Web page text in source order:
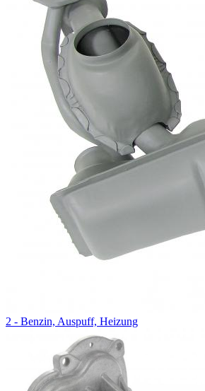
2 - Benzin, Auspuff, Heizung